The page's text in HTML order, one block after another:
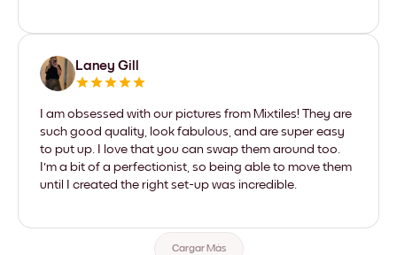
Laney Gill
I am obsessed with our pictures from Mixtiles! They are
such good quality, look fabulous, and are super easy
to put up. I love that you can swap them around too.
I'm a bit of a perfectionist, so being able to move them
until I created the right set-up was incredible.
Cargar Más